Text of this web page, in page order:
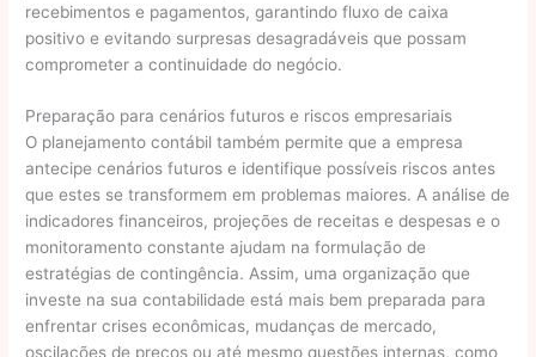
recebimentos e pagamentos, garantindo fluxo de caixa
positivo e evitando surpresas desagradáveis que possam
comprometer a continuidade do negócio.
Preparação para cenários futuros e riscos empresariais
O planejamento contábil também permite que a empresa
antecipe cenários futuros e identifique possíveis riscos antes
que estes se transformem em problemas maiores. A análise de
indicadores financeiros, projeções de receitas e despesas e o
monitoramento constante ajudam na formulação de
estratégias de contingência. Assim, uma organização que
investe na sua contabilidade está mais bem preparada para
enfrentar crises econômicas, mudanças de mercado,
oscilações de preços ou até mesmo questões internas, como